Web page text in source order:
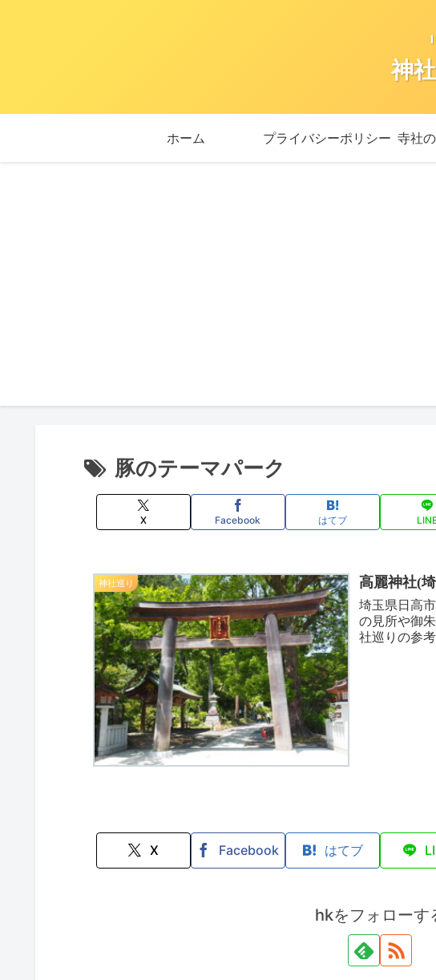
神
ホーム プライバシーポリシー
豚のテーマパーク
X Facebook はてブ
神社巡り 高麗神社(
埼玉県日高
の見所や御
社巡りの参
X Facebook はてブ
hkをフォローす